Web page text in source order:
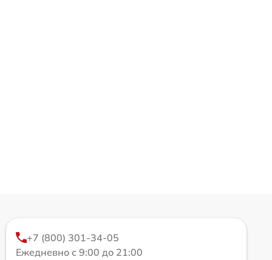
+7 (800) 301-34-05
Ежедневно с 9:00 до 21:00